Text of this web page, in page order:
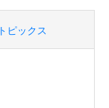
トピックス